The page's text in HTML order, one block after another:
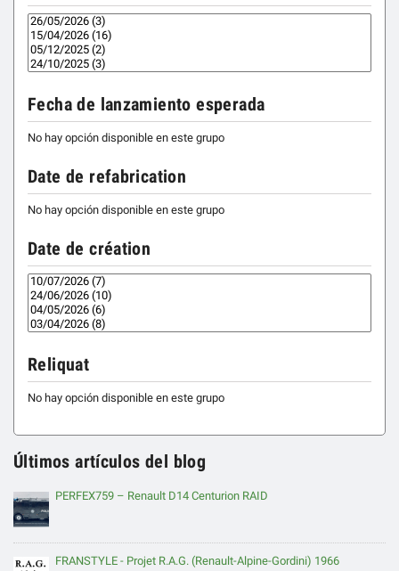
Fecha de lanzamiento esperada
No hay opción disponible en este grupo
Date de refabrication
No hay opción disponible en este grupo
Date de création
Reliquat
No hay opción disponible en este grupo
Últimos artículos del blog
PERFEX759 – Renault D14 Centurion RAID
FRANSTYLE - Projet R.A.G. (Renault-Alpine-Gordini) 1966